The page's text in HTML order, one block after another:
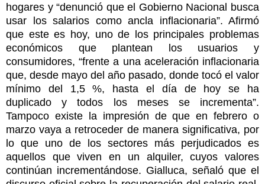
hogares y “denunció que el Gobierno Nacional busca
usar los salarios como ancla inflacionaria”. Afirmó
que este es hoy, uno de los principales problemas
económicos que plantean los usuarios y
consumidores, “frente a una aceleración inflacionaria
que, desde mayo del año pasado, donde tocó el valor
mínimo del 1,5 %, hasta el día de hoy se ha
duplicado y todos los meses se incrementa”.
Tampoco existe la impresión de que en febrero o
marzo vaya a retroceder de manera significativa, por
lo que uno de los sectores más perjudicados es
aquellos que viven en un alquiler, cuyos valores
continúan incrementándose. Gialluca, señaló que el